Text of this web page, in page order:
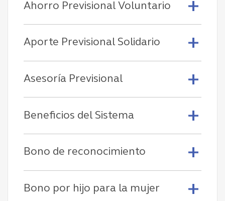
Ahorro Previsional Voluntario
Aporte Previsional Solidario
Asesoría Previsional
Beneficios del Sistema
Bono de reconocimiento
Bono por hijo para la mujer